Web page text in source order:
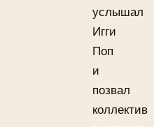
услышал
Игги
Поп
и
позвал
коллектив